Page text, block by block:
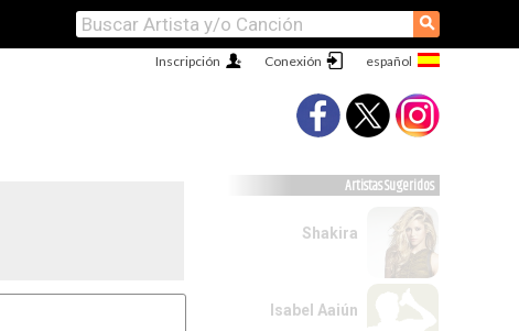
⚲
Conexión
Inscripción
Artistas Sugeridos
Shakira
Isabel Aaiún